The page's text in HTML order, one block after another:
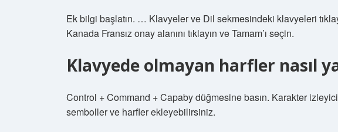
Ek bilgi başlatın. … Klavyeler ve Dil sekmesindeki klavyeleri
Kanada Fransız onay alanını tıklayın ve Tamam’ı seçin.
Klavyede olmayan harfler nasıl
Control + Command + Capaby düğmesine basın. Karakter
semboller ve harfler ekleyebilirsiniz.